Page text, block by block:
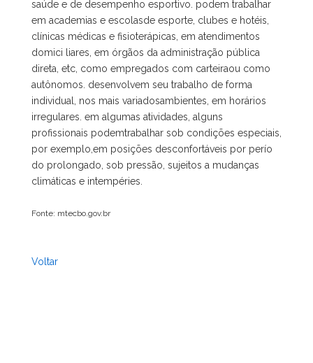
saúde e de desempenho esportivo. podem trabalhar
em academias e escolasde esporte, clubes e hotéis,
clínicas médicas e fisioterápicas, em atendimentos
domici liares, em órgãos da administração pública
direta, etc, como empregados com carteiraou como
autônomos. desenvolvem seu trabalho de forma
individual, nos mais variadosambientes, em horários
irregulares. em algumas atividades, alguns
profissionais podemtrabalhar sob condições especiais,
por exemplo,em posições desconfortáveis por perío
do prolongado, sob pressão, sujeitos a mudanças
climáticas e intempéries.
Fonte: mtecbo.gov.br
Voltar